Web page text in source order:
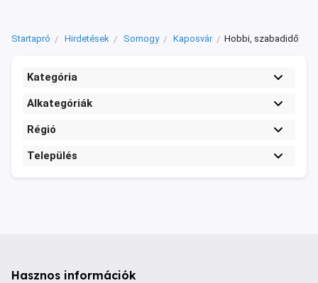
Startapró Hirdetések Somogy Kaposvár Hobbi, szabadidő
Kategória
Alkategóriák
Régió
Település
Hasznos információk